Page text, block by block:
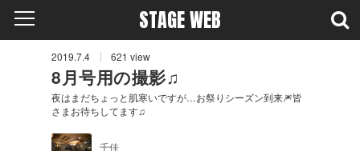
STAGE WEB
2019.7.4 621 view
8月号用の撮影♫
夜はまだちょっと肌寒いですが…お祭りシーズン到来🎆皆
さまお待ちしてます♫
千佳